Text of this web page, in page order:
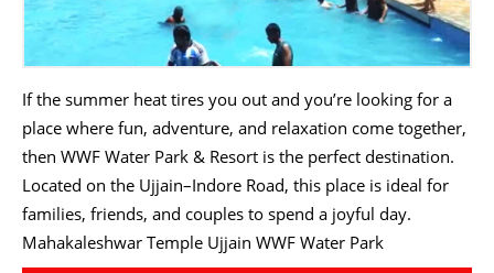
If the summer heat tires you out and you’re looking for a
place where fun, adventure, and relaxation come together,
then WWF Water Park & Resort is the perfect destination.
Located on the Ujjain–Indore Road, this place is ideal for
families, friends, and couples to spend a joyful day.
Mahakaleshwar Temple Ujjain WWF Water Park